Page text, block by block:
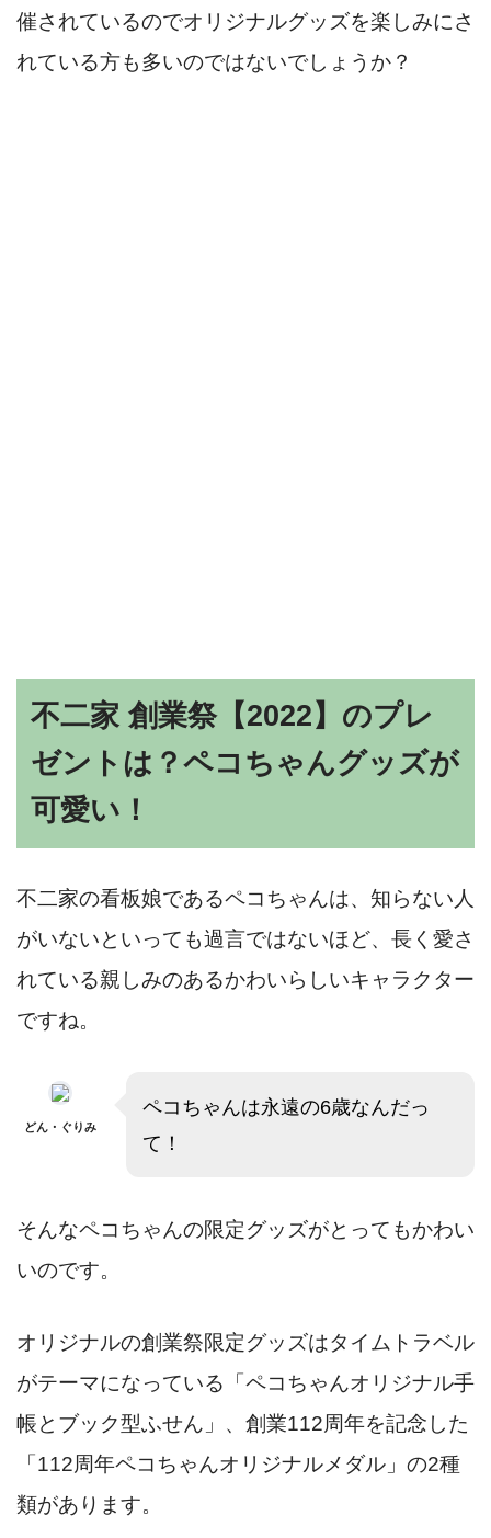
催されているのでオリジナルグッズを楽しみにさ
れている方も多いのではないでしょうか？
不二家 創業祭【2022】のプレ
ゼントは？ペコちゃんグッズが
可愛い！
不二家の看板娘であるペコちゃんは、知らない人
がいないといっても過言ではないほど、長く愛さ
れている親しみのあるかわいらしいキャラクター
ですね。
どん・ぐりみ
ペコちゃんは永遠の6歳なんだっ
て！
そんなペコちゃんの限定グッズがとってもかわい
いのです。
オリジナルの創業祭限定グッズはタイムトラベル
がテーマになっている「ペコちゃんオリジナル手
帳とブック型ふせん」、創業112周年を記念した
「112周年ペコちゃんオリジナルメダル」の2種
類があります。